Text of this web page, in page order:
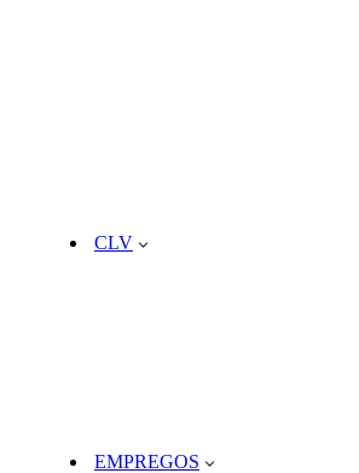
CLV
EMPREGOS